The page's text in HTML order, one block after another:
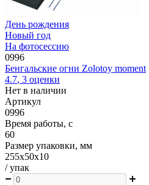
День рождения
Новый год
На фотосессию
0996
Бенгальские огни Zolotoy moment
4.7, 3 оценки
Нет в наличии
Артикул
0996
Время работы, с
60
Размер упаковки, мм
255х50х10
/ упак